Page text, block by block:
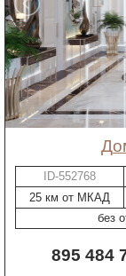
ID-552768
25 км от МКАД
без
895 484